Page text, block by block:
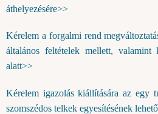
áthelyezésére>>
Kérelem a forgalmi rend
általános feltételek mellett, valamint
alatt>>
Kérelem igazolás kiállítására az egy
szomszédos telkek egyesítésének